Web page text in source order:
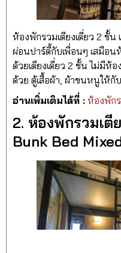
ห้องพักรวมเตียงเดี่ยว 2 ชั้น
ผ่อนปาร์ตี้กับเพื่อนๆ เสมือน
ด้วยเตียงเดี่ยว 2 ชั้น ไม่มีห้
ด้วย ตู้เสื้อผ้า, ผ้าขนหนูให้กั
อ่านเพิ่มเติมได้ที่ : ห้องพักร
2. ห้องพักรวมเตี
Bunk Bed